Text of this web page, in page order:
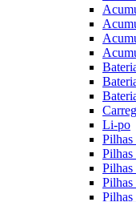
Li-po
Pilhas